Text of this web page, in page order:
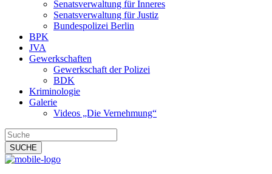
Senatsverwaltung für Inneres
Senatsverwaltung für Justiz
Bundespolizei Berlin
BPK
JVA
Gewerkschaften
Gewerkschaft der Polizei
BDK
Kriminologie
Galerie
Videos „Die Vernehmung“